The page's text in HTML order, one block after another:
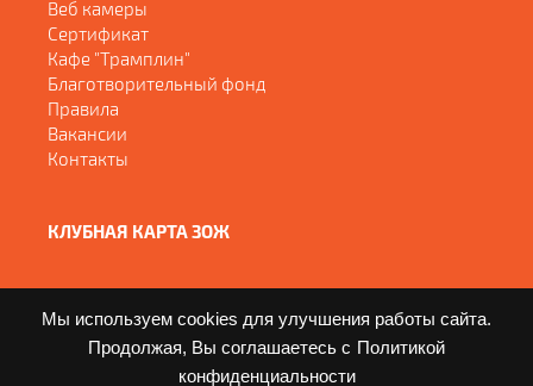
Мы используем cookies для улучшения работы сайта.
Продолжая, Вы соглашаетесь с Политикой
конфиденциальности
Веб камеры
Сертификат
Кафе "Трамплин"
Благотворительный фонд
Правила
Вакансии
Контакты
КЛУБНАЯ КАРТА ЗОЖ